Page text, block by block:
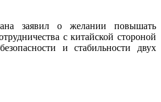
заявил о желании повышать
с китайской стороной
и стабильности двух